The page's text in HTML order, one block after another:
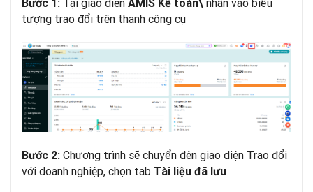
Bước 1: Tại giao diện AMIS Kế toán\ nhấn vào biểu
tượng trao đổi trên thanh công cụ
Bước 2: Chương trình sẽ chuyển đên giao diện Trao đổi
với doanh nghiệp, chọn tab Tài liệu đã lưu